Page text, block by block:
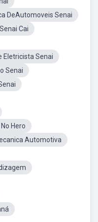
DeAutomoveis Senai
Cai
Eletricista Senai
Senai
Hero
Automotiva